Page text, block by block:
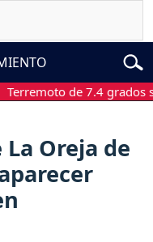
de 7.4 grados
Oreja de